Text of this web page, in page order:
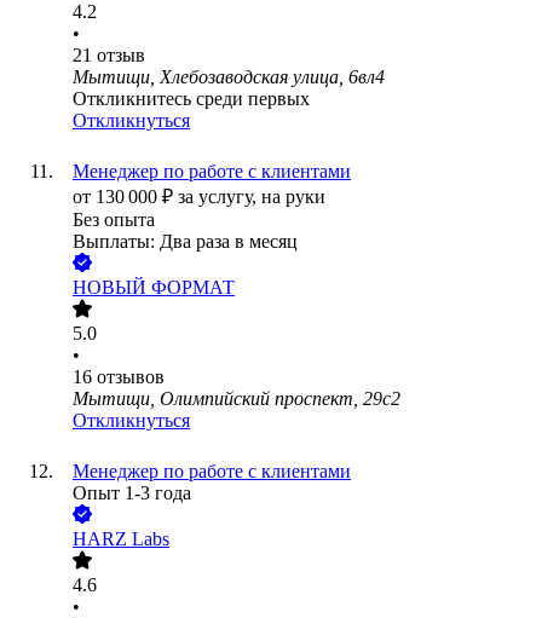
4.2
•
21 отзыв
Мытищи, Хлебозаводская улица, 6вл4
Откликнитесь среди первых
Откликнуться
Менеджер по работе с клиентами
от 130 000 ₽ за услугу, на руки
Без опыта
Выплаты: Два раза в месяц
НОВЫЙ ФОРМАТ
5.0
•
16 отзывов
Мытищи, Олимпийский проспект, 29с2
Откликнуться
Менеджер по работе с клиентами
Опыт 1-3 года
HARZ Labs
4.6
•